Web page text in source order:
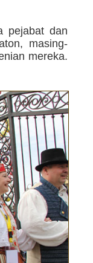
pejabat dan
masing-
mereka.